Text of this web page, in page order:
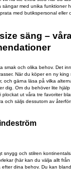
sängar, som
i trä, eller enligt
den stilen. Vilket
hemma.
främst om
Ofta är det madrassen
just sängen kan ha.
ryggstödet!
som vill ha lite extra
sängar med
alltid prata med
size